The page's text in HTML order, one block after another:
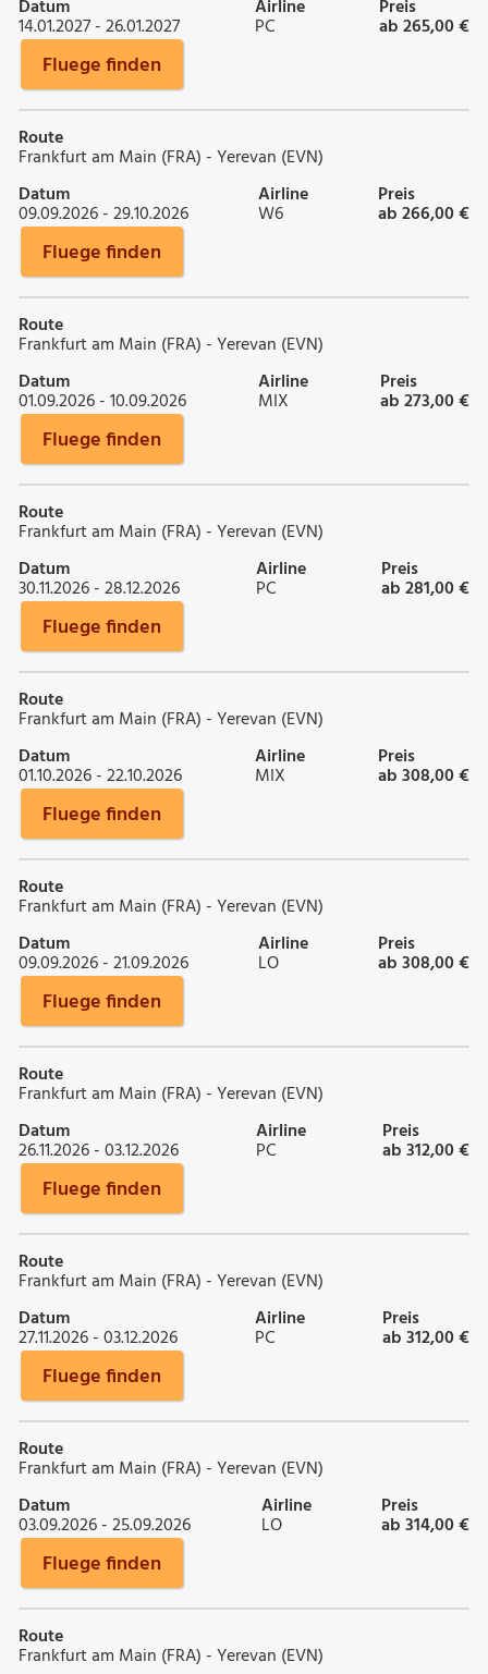
Datum
14.01.2027 - 26.01.2027
Airline
PC
Preis
ab 265,00 €
Fluege finden
Route
Frankfurt am Main (FRA) - Yerevan (EVN)
Datum
09.09.2026 - 29.10.2026
Airline
W6
Preis
ab 266,00 €
Fluege finden
Route
Frankfurt am Main (FRA) - Yerevan (EVN)
Datum
01.09.2026 - 10.09.2026
Airline
MIX
Preis
ab 273,00 €
Fluege finden
Route
Frankfurt am Main (FRA) - Yerevan (EVN)
Datum
30.11.2026 - 28.12.2026
Airline
PC
Preis
ab 281,00 €
Fluege finden
Route
Frankfurt am Main (FRA) - Yerevan (EVN)
Datum
01.10.2026 - 22.10.2026
Airline
MIX
Preis
ab 308,00 €
Fluege finden
Route
Frankfurt am Main (FRA) - Yerevan (EVN)
Datum
09.09.2026 - 21.09.2026
Airline
LO
Preis
ab 308,00 €
Fluege finden
Route
Frankfurt am Main (FRA) - Yerevan (EVN)
Datum
26.11.2026 - 03.12.2026
Airline
PC
Preis
ab 312,00 €
Fluege finden
Route
Frankfurt am Main (FRA) - Yerevan (EVN)
Datum
27.11.2026 - 03.12.2026
Airline
PC
Preis
ab 312,00 €
Fluege finden
Route
Frankfurt am Main (FRA) - Yerevan (EVN)
Datum
03.09.2026 - 25.09.2026
Airline
LO
Preis
ab 314,00 €
Fluege finden
Route
Frankfurt am Main (FRA) - Yerevan (EVN)